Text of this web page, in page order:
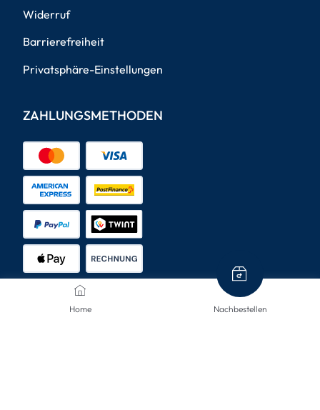
Home Nachbestellen
Widerruf
Barrierefreiheit
Privatsphäre-Einstellungen
ZAHLUNGSMETHODEN